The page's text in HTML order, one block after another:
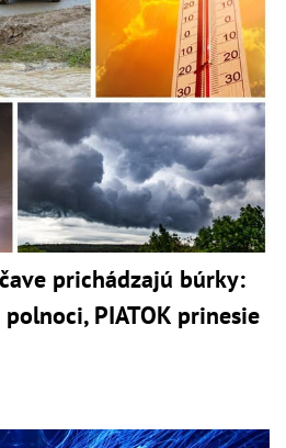
prichádzajú búrky:
PIATOK prinesie